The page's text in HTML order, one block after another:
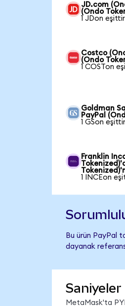
JD.com
(Ondo
1 JDon
Costco
(Ondo
1 COSTon
Goldman
PayPal
1 GSon
Franklin
1 INCEon
Bu ürün PayPal
dayanak referans
MetaMask'ta